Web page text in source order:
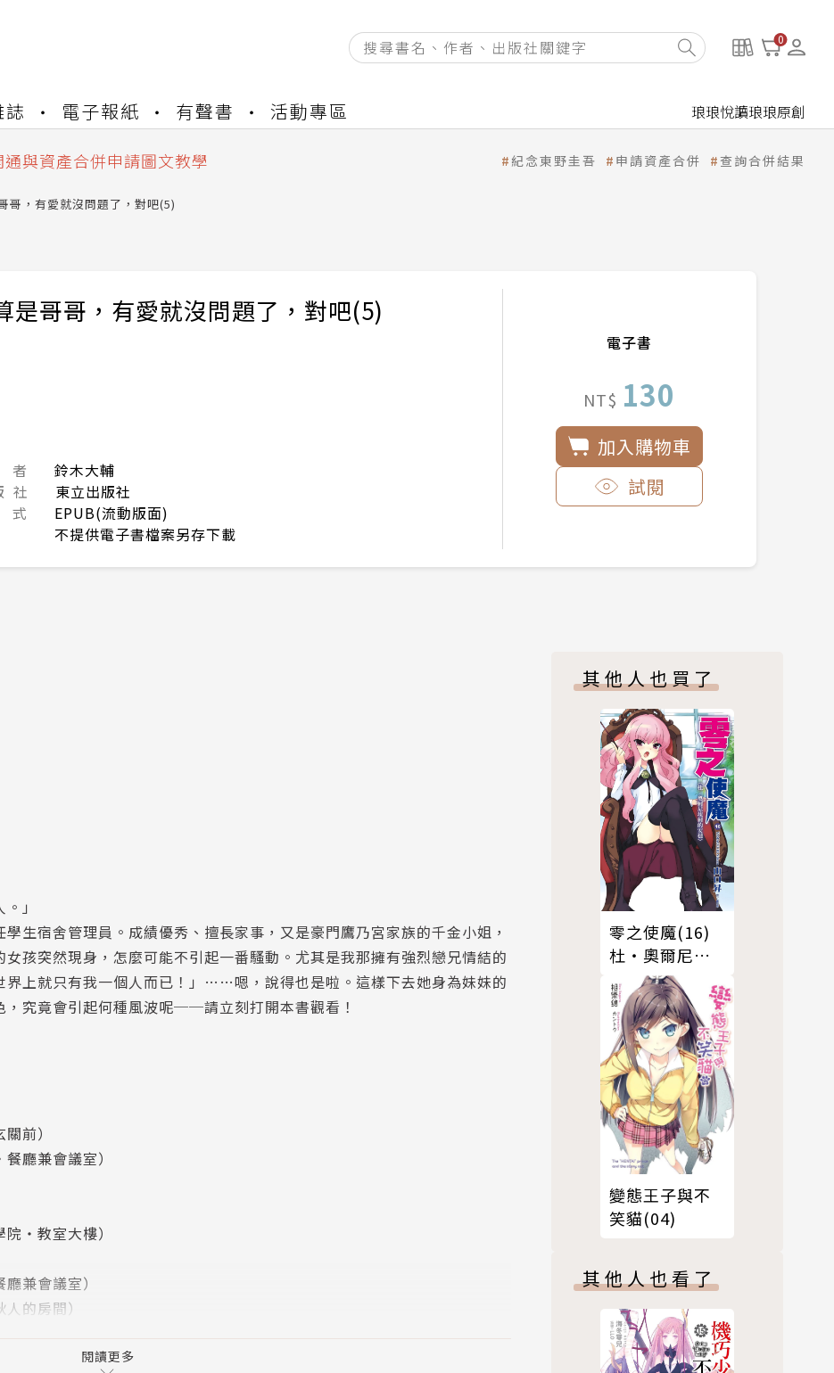
0
電子報紙 有聲書 活動專區 琅琅悅讀琅琅原創
書櫃開通申請
通與資產合併申請圖文教學
書櫃開通申請
紀念東野圭吾 申請資產合併 查詢合併結果
哥，有愛就沒問題了，對吧(5)
是哥哥，有愛就沒問題了，對吧(5)
鈴木大輔
社
東立出版社
EPUB(流動版面)
不提供電子書檔案另存下載
電子書
NT$ 130
加入購物車
試閱
」
生宿舍管理員。成績優秀、擅長家事，又是豪門鷹乃宮家族的千金小姐，
孩突然現身，怎麼可能不引起一番騷動。尤其是我那擁有強烈戀兄情結的
上就只有我一個人而已！」……嗯，說得也是啦。這樣下去她身為妹妹的
究竟會引起何種風波呢──請立刻打開本書觀看！
前）
廳兼會議室）
‧教室大樓）
兼會議室）
的房間）
閱讀更多
其他人也買了
零之使魔(16)
杜‧奧爾尼埃
爾的安穩
變態王子與不
笑貓(04)
其他人也看了